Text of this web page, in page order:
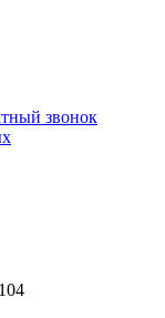
звонок